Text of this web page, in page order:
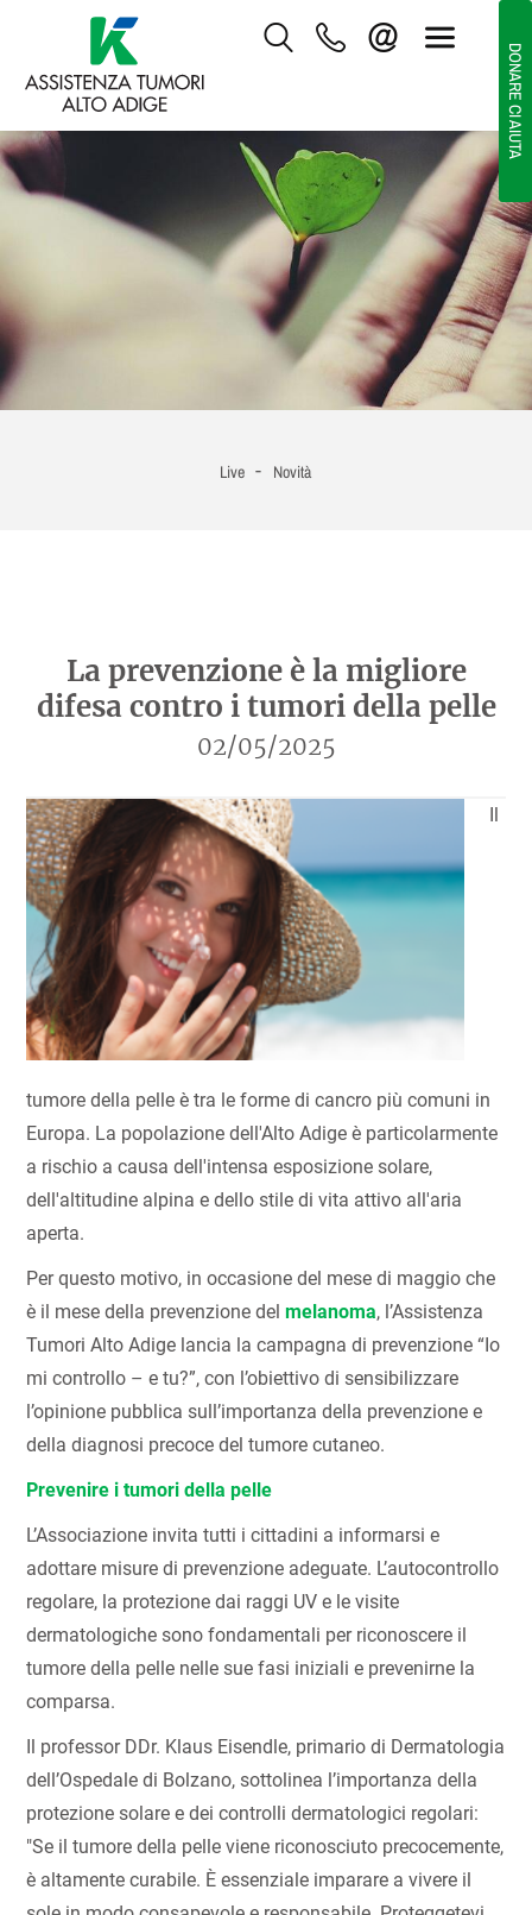
DONARE CI AIUTA
Live - Novità
La prevenzione è la migliore
difesa contro i tumori della pelle
02/05/2025
Il
tumore della pelle è tra le forme di cancro più comuni in
Europa. La popolazione dell'Alto Adige è particolarmente
a rischio a causa dell'intensa esposizione solare,
dell'altitudine alpina e dello stile di vita attivo all'aria
aperta.
Per questo motivo, in occasione del mese di maggio che
è il mese della prevenzione delmelanoma, l’Assistenza
Tumori Alto Adige lancia la campagna di prevenzione “Io
mi controllo – e tu?”, con l’obiettivo di sensibilizzare
l’opinione pubblica sull’importanza della prevenzione e
della diagnosi precoce del tumore cutaneo.
Prevenire i tumori della pelle
L’Associazione invita tutti i cittadini a informarsi e
adottare misure di prevenzione adeguate. L’autocontrollo
regolare, la protezione dai raggi UV e le visite
dermatologiche sono fondamentali per riconoscere il
tumore della pelle nelle sue fasi iniziali e prevenirne la
comparsa.
Il professor DDr. Klaus Eisendle, primario di Dermatologia
dell’Ospedale di Bolzano, sottolinea l’importanza della
protezione solare e dei controlli dermatologici regolari:
"Se il tumore della pelle viene riconosciuto precocemente,
è altamente curabile. È essenziale imparare a vivere il